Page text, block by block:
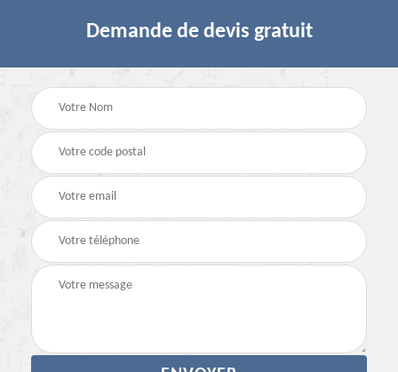
Demande de devis gratuit